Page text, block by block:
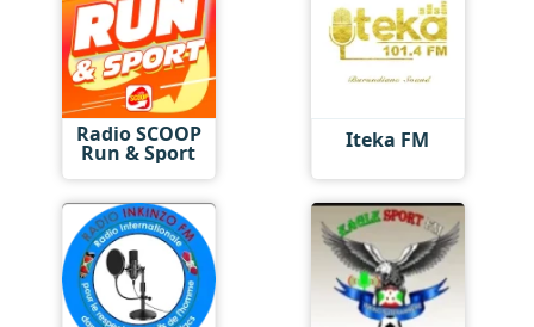
Radio SCOOP
Run & Sport Iteka FM